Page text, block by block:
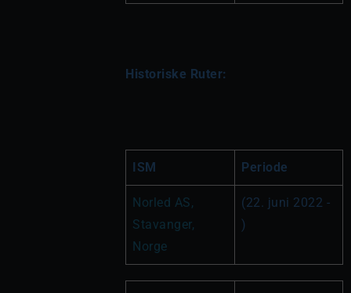
Historiske Ruter:
ISM Periode
Norled AS,
Stavanger,
Norge
(22. juni 2022 -
)